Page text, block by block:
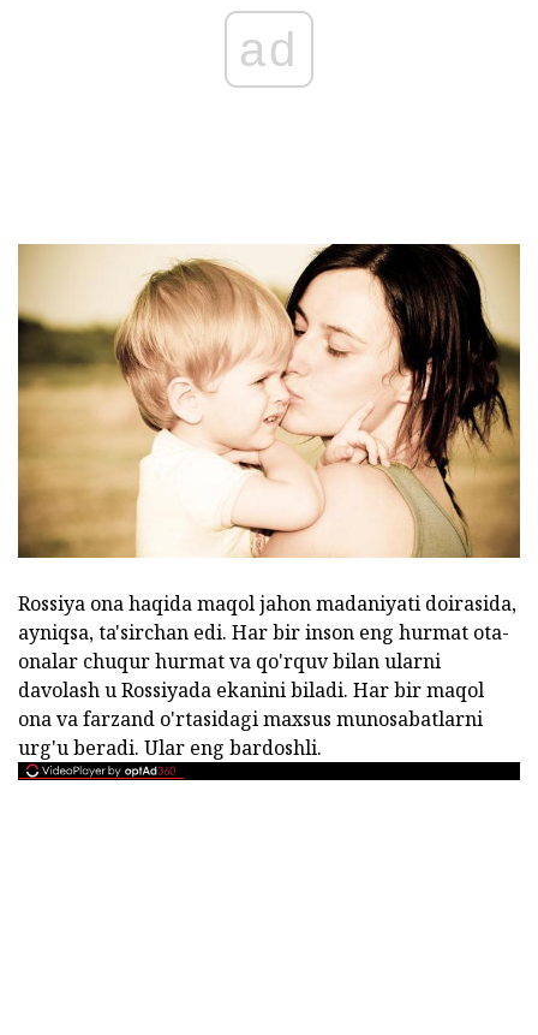
ad
Rossiya ona haqida maqol jahon madaniyati doirasida,
ayniqsa, ta'sirchan edi. Har bir inson eng hurmat ota-
onalar chuqur hurmat va qo'rquv bilan ularni
davolash u Rossiyada ekanini biladi. Har bir maqol
ona va farzand o'rtasidagi maxsus munosabatlarni
urg'u beradi. Ular eng bardoshli.